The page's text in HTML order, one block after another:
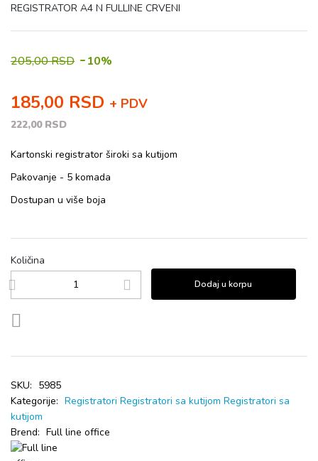
REGISTRATOR A4 N FULLINE CRVENI
205,00 RSD -10%
185,00 RSD + PDV
222,00 RSD
Kartonski registrator široki sa kutijom
Pakovanje - 5 komada
Dostupan u više boja
Količina
Dodaj u korpu
SKU: 5985
Kategorije: Registratori Registratori sa kutijom Registratori sa
kutijom
Brend: Full line office